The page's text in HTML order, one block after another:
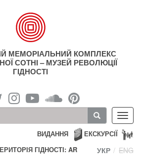
МЕМОРІАЛЬНИЙ КОМПЛЕКС
СОТНІ – МУЗЕЙ РЕВОЛЮЦІЇ
ГІДНОСТІ
ЕКСКУРСІЇ
ВИДАННЯ
ГІДНОСТІ: AR
УКР ENG